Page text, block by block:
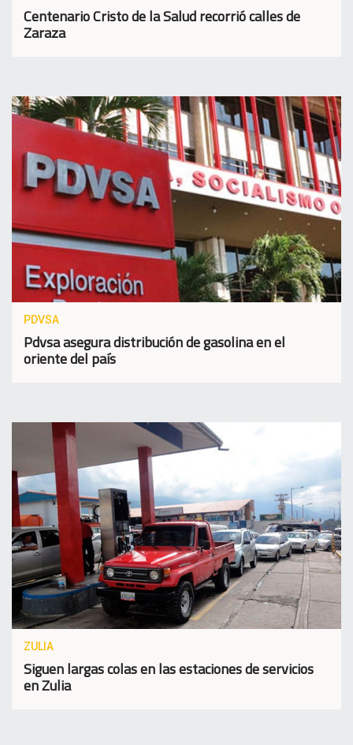
Centenario Cristo de la Salud recorrió calles de
Zaraza
PDVSA
Pdvsa asegura distribución de gasolina en el
oriente del país
ZULIA
Siguen largas colas en las estaciones de servicios
en Zulia